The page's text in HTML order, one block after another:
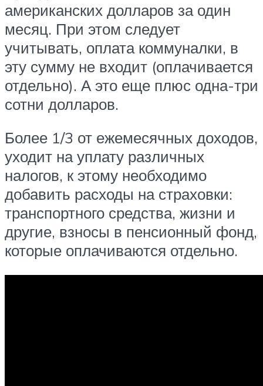
американских долларов за один
месяц. При этом следует
учитывать, оплата коммуналки, в
эту сумму не входит (оплачивается
отдельно). А это еще плюс одна-три
сотни долларов.
Более 1/3 от ежемесячных доходов,
уходит на уплату различных
налогов, к этому необходимо
добавить расходы на страховки:
транспортного средства, жизни и
другие, взносы в пенсионный фонд,
которые оплачиваются отдельно.